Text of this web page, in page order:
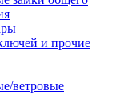
и прочие
ветровые